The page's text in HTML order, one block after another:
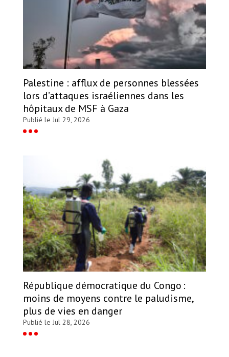
Palestine : afflux de personnes blessées
lors d’attaques israéliennes dans les
hôpitaux de MSF à Gaza
Publié le Jul 29, 2026
République démocratique du Congo :
moins de moyens contre le paludisme,
plus de vies en danger
Publié le Jul 28, 2026